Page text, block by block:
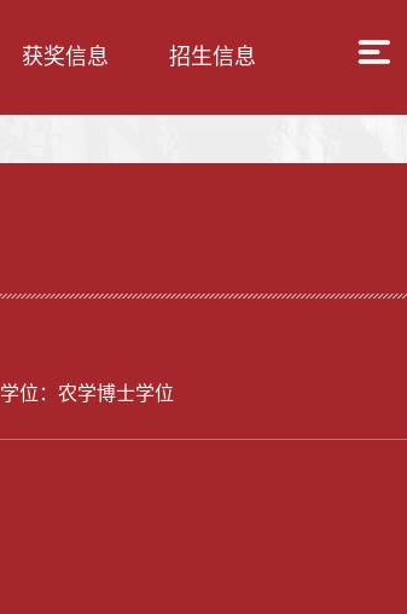
获奖信息 招生信息
学位：农学博士学位